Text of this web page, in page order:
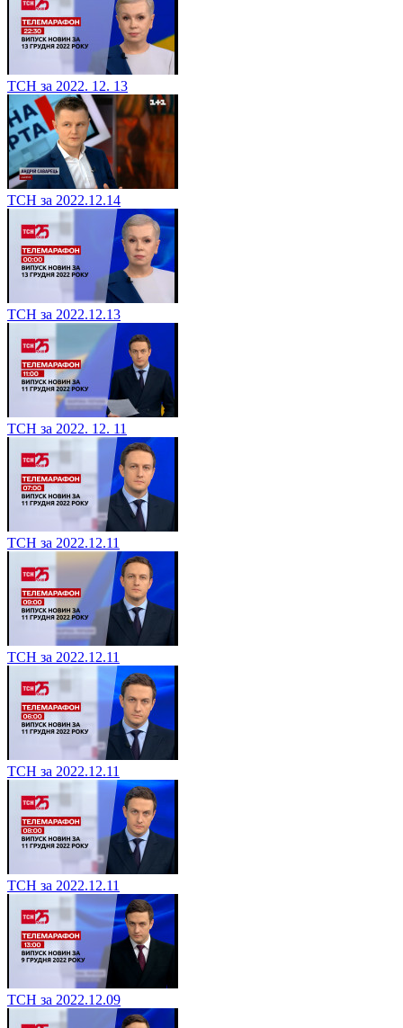
ТСН за 2022. 12. 13
ТСН за 2022.12.14
ТСН за 2022.12.13
ТСН за 2022. 12. 11
ТСН за 2022.12.11
ТСН за 2022.12.11
ТСН за 2022.12.11
ТСН за 2022.12.11
ТСН за 2022.12.09